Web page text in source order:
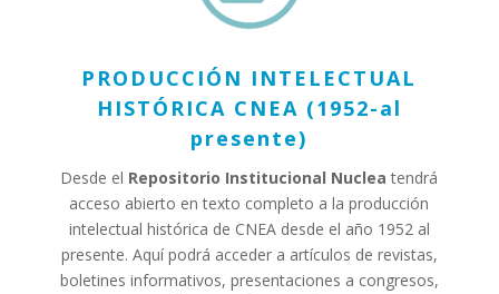
PRODUCCIÓN INTELECTUAL
HISTÓRICA CNEA (1952-al
presente)
Desde el Repositorio Institucional Nuclea tendrá
acceso abierto en texto completo a la producción
intelectual histórica de CNEA desde el año 1952 al
presente. Aquí podrá acceder a artículos de revistas,
boletines informativos, presentaciones a congresos,